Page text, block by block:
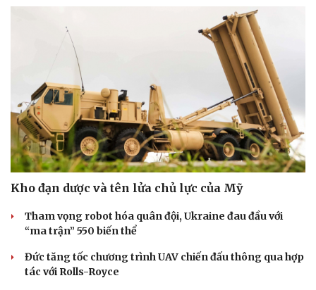
Kho đạn dược và tên lửa chủ lực của Mỹ
Tham vọng robot hóa quân đội, Ukraine đau đầu với
“ma trận” 550 biến thể
Đức tăng tốc chương trình UAV chiến đấu thông qua hợp
tác với Rolls-Royce